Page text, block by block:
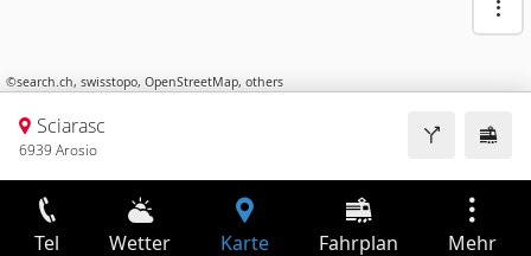
©search.ch, swisstopo, OpenStreetMap, others
Sciarasc
6939 Arosio
Tel Wetter Karte Fahrplan Mehr